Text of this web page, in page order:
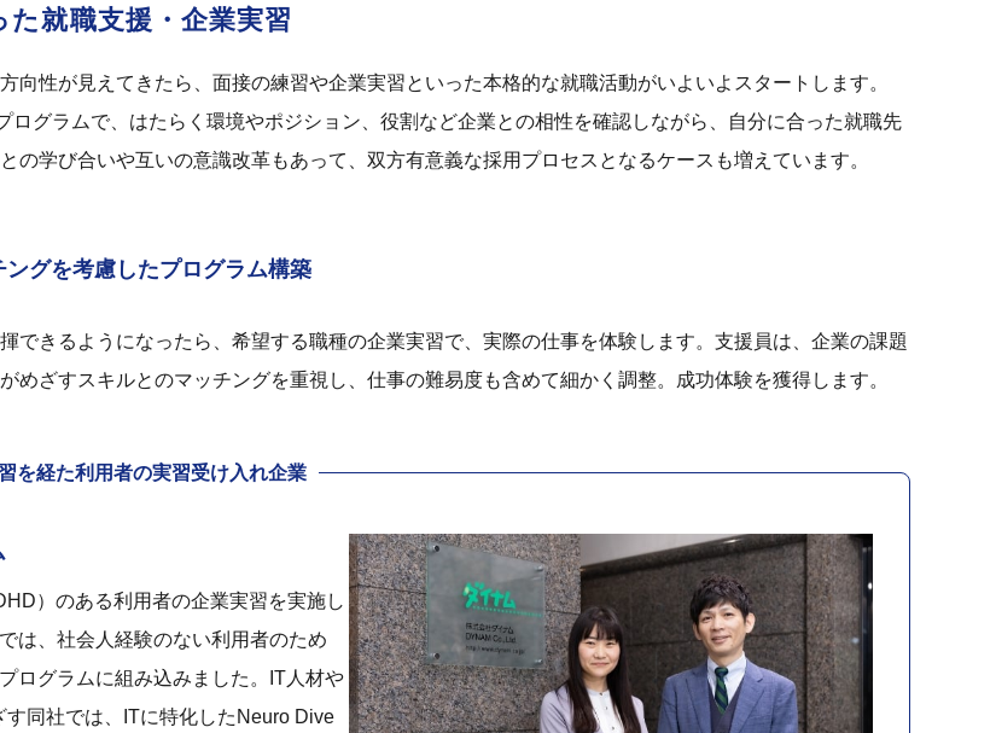
た就職支援・企業実習
向性が見えてきたら、面接の練習や企業実習といった本格的な就職活動がいよいよスタートします。
ログラムで、はたらく環境やポジション、役割など企業との相性を確認しながら、自分に合った就職先
の学び合いや互いの意識改革もあって、双方有意義な採用プロセスとなるケースも増えています。
ングを考慮したプログラム構築
できるようになったら、希望する職種の企業実習で、実際の仕事を体験します。支援員は、企業の課題
めざすスキルとのマッチングを重視し、仕事の難易度も含めて細かく調整。成功体験を獲得します。
を経た利用者の実習受け入れ企業
）のある利用者の企業実習を実施し
は、社会人経験のない利用者のため
ログラムに組み込みました。IT人材や
す同社では、ITに特化したNeuro Dive